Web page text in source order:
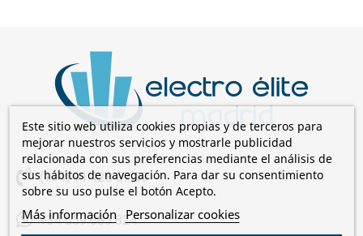
(+34) 91 128 67 00
+34 659 085 824
Este sitio web utiliza cookies propias y de terceros para
mejorar nuestros servicios y mostrarle publicidad
relacionada con sus preferencias mediante el análisis de
sus hábitos de navegación. Para dar su consentimiento
sobre su uso pulse el botón Acepto.
Más información Personalizar cookies